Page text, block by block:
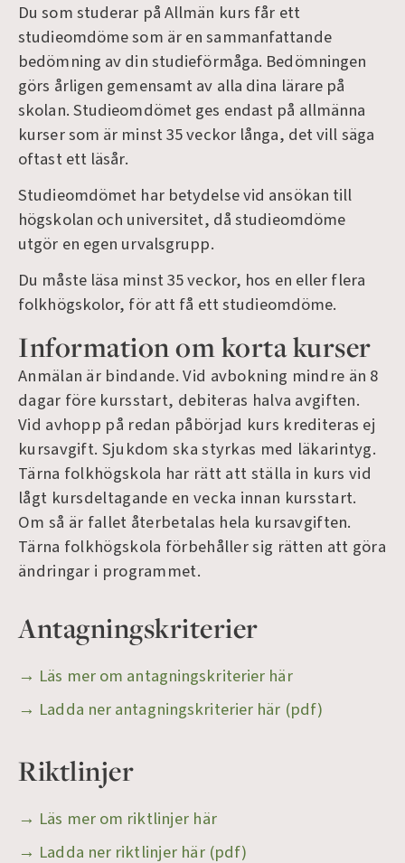
Du som studerar på Allmän kurs får ett
studieomdöme som är en sammanfattande
bedömning av din studieförmåga. Bedömningen
görs årligen gemensamt av alla dina lärare på
skolan. Studieomdömet ges endast på allmänna
kurser som är minst 35 veckor långa, det vill säga
oftast ett läsår.
Studieomdömet har betydelse vid ansökan till
högskolan och universitet, då studieomdöme
utgör en egen urvalsgrupp.
Du måste läsa minst 35 veckor, hos en eller flera
folkhögskolor, för att få ett studieomdöme.
Information om korta kurser
Anmälan är bindande. Vid avbokning mindre än 8
dagar före kursstart, debiteras halva avgiften.
Vid avhopp på redan påbörjad kurs krediteras ej
kursavgift. Sjukdom ska styrkas med läkarintyg.
Tärna folkhögskola har rätt att ställa in kurs vid
lågt kursdeltagande en vecka innan kursstart.
Om så är fallet återbetalas hela kursavgiften.
Tärna folkhögskola förbehåller sig rätten att göra
ändringar i programmet.
Antagningskriterier
→ Läs mer om antagningskriterier här
→ Ladda ner antagningskriterier här (pdf)
Riktlinjer
→ Läs mer om riktlinjer här
→ Ladda ner riktlinjer här (pdf)